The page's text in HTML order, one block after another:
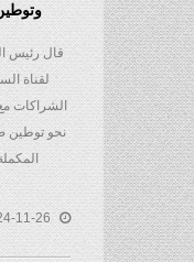
قال رئيس
لقناة
الشراكات
نحو توطين
11-26